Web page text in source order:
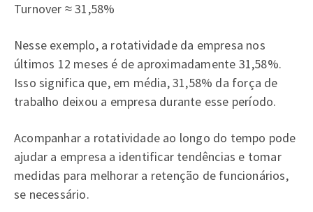
Turnover ≈ 31,58%
Nesse exemplo, a rotatividade da empresa nos
últimos 12 meses é de aproximadamente 31,58%.
Isso significa que, em média, 31,58% da força de
trabalho deixou a empresa durante esse período.
Acompanhar a rotatividade ao longo do tempo pode
ajudar a empresa a identificar tendências e tomar
medidas para melhorar a retenção de funcionários,
se necessário.